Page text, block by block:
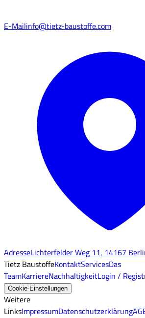
E-Mailinfo@tietz-baustoffe.com
AdresseLichterfelder Weg 11, 14167
Tietz BaustoffeKontaktServicesDas
TeamKarriereNachhaltigkeitLogin /
Cookie-Einstellungen
Weitere
LinksImpressumDatenschutzerklärung